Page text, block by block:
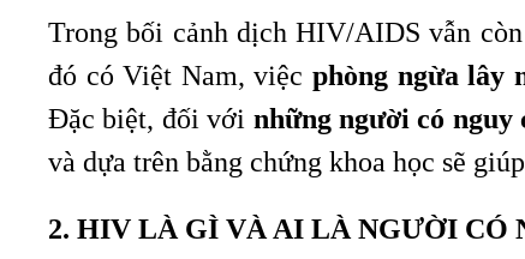
Trong bối cảnh dịch HIV/AIDS vẫn
đó có Việt Nam, việcphòng ngừa lây
Đặc biệt, đối với những người có nguy
và dựa trên bằng chứng khoa học sẽ
2. HIV LÀ GÌ VÀ AI LÀ NGƯỜI CÓ